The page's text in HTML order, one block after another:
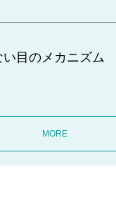
目のメカニズム
MORE